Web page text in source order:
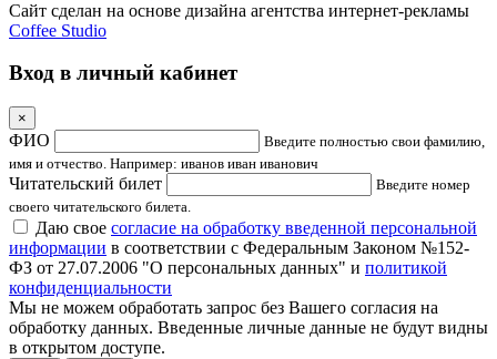
Сайт сделан на основе дизайна агентства интернет-рекламы
Coffee Studio
Вход в личный кабинет
×
ФИО
Введите полностью свои фамилию,
имя и отчество. Например: иванов иван иванович
Читательский билет
Введите номер
своего читательского билета.
Даю свое согласие на обработку введенной персональной
информации в соответствии с Федеральным Законом №152-
ФЗ от 27.07.2006 "О персональных данных" и политикой
конфиденциальности
Мы не можем обработать запрос без Вашего согласия на
обработку данных. Введенные личные данные не будут видны
в открытом доступе.